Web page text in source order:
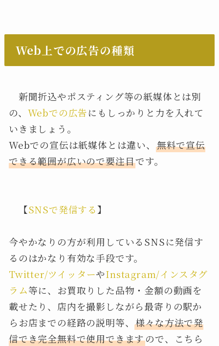
Web上での広告の種類
新聞折込やポスティング等の紙媒体とは別
の、 Webでの広告にもしっかりと力を入れて
いきましょう。
Webでの宣伝は紙媒体とは違い、 無料で宣伝
できる範囲が広いので要注目です。
【SNSで発信する】
今やかなりの方が利用しているSNSに発信す
るのはかなり有効な手段です。
Twitter/ツイッターやInstagram/インスタグ
ラム等に、お買取りした品物・金額の動画を
載せたり、店内を撮影しながら最寄りの駅か
らお店までの経路の説明等、様々な方法で発
信でき完全無料で使用できますので、こちら